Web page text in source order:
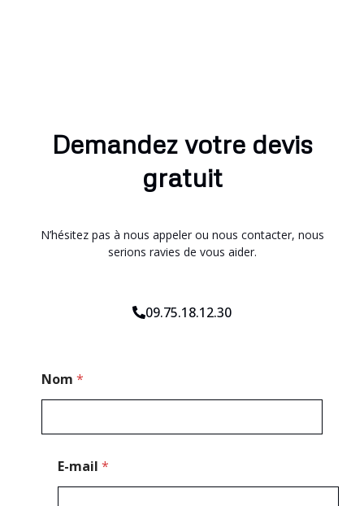
Demandez votre devis
gratuit
N’hésitez pas à nous appeler ou nous contacter, nous
serions ravies de vous aider.
09.75.18.12.30
Nom *
l
E-mail *